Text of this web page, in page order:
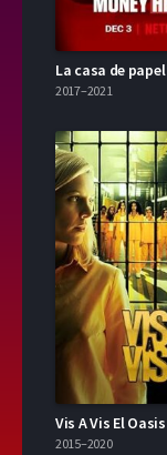
La casa de papel
2017–2021
Vis A Vis El Oasis
2015–2020